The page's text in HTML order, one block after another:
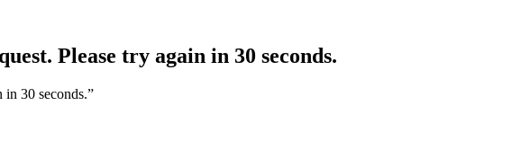
Please try again in 30 seconds.
in 30 seconds.”